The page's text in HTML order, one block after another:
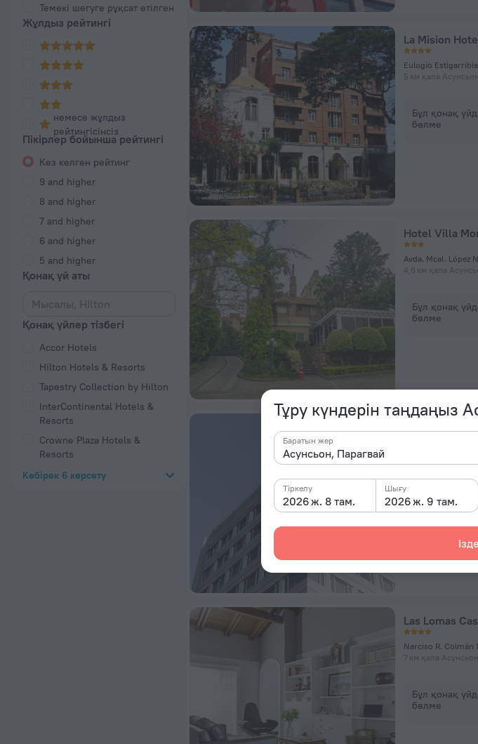
Тұру күндерін таңдаңыз
Баратын жер
2026 ж. 8 там.
Тіркелу
2026 ж. 9 там.
Шығу
Темекі шегуге рұқсат етілген
Жұлдыз рейтингі
немесе жұлдыз
рейтингісінсіз
Пікірлер бойынша рейтингі
Кез келген рейтинг
9 and higher
8 and higher
7 and higher
6 and higher
5 and higher
Қонақ үй аты
Қонақ үйлер тізбегі
Accor Hotels
Hilton Hotels & Resorts
Tapestry Collection by Hilton
InterContinental Hotels &
Resorts
Crowne Plaza Hotels &
Resorts
Көбірек 6 көрсету
La Mision
Eulogio
5 км қала
Бұл қонақ
бөлме
Hotel Villa
Avda. Mcal. López
4,6 км қала
Бұл қонақ
бөлме
4,9 км қала
Бұл қонақ
бөлме
Las Lomas
Narciso R. Colmán
7 км қала
Бұл қонақ
бөлме